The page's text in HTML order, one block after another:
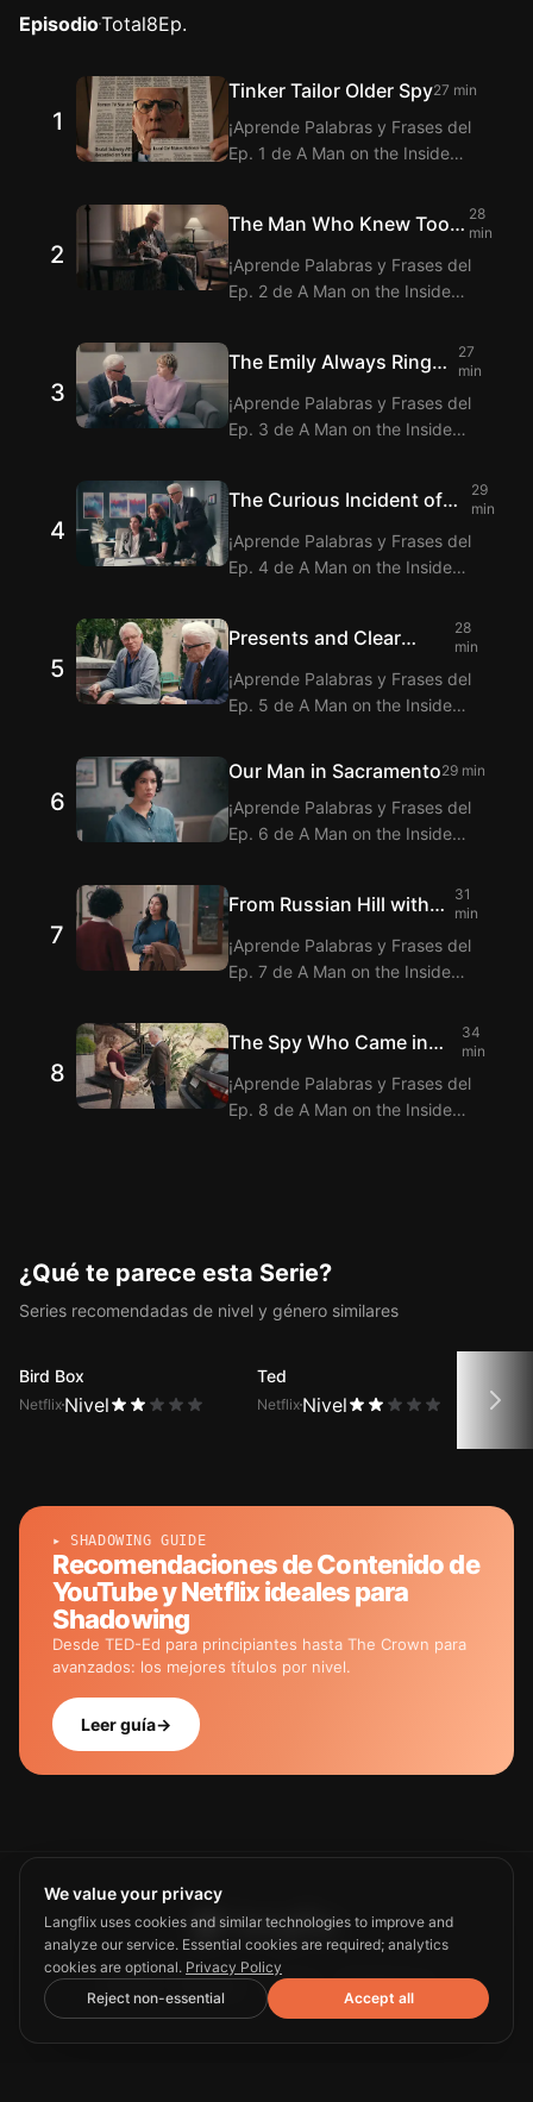
EpisodioTotal8Ep.
1
Tinker Tailor Older Spy27 min
¡Aprende Palabras y Frases del
Ep. 1 de A Man on the Inside
de Subtítulos bilingües! Langflix
te ofrece la traducción de los
Diálogos del Ep. 1 de A Man on
the Inside con la función de
2
The Man Who Knew Too
28
min
¡Aprende Palabras y Frases del
Ep. 2 de A Man on the Inside
de Subtítulos bilingües! Langflix
te ofrece la traducción de los
Diálogos del Ep. 2 de A Man on
the Inside con la función de
3
The Emily Always Rings
27
min
¡Aprende Palabras y Frases del
Ep. 3 de A Man on the Inside
de Subtítulos bilingües! Langflix
te ofrece la traducción de los
Diálogos del Ep. 3 de A Man on
the Inside con la función de
4
The Curious Incident of
Class
29
min
¡Aprende Palabras y Frases del
Ep. 4 de A Man on the Inside
de Subtítulos bilingües! Langflix
te ofrece la traducción de los
Diálogos del Ep. 4 de A Man on
the Inside con la función de
5
Presents and Clear
28
min
¡Aprende Palabras y Frases del
Ep. 5 de A Man on the Inside
te ofrece la traducción de los
Diálogos del Ep. 5 de A Man on
the Inside con la función de
6
Our Man in Sacramento29 min
¡Aprende Palabras y Frases del
Ep. 6 de A Man on the Inside
de Subtítulos bilingües! Langflix
te ofrece la traducción de los
Diálogos del Ep. 6 de A Man on
the Inside con la función de
7
From Russian Hill with
31
min
¡Aprende Palabras y Frases del
Ep. 7 de A Man on the Inside
de Subtítulos bilingües! Langflix
te ofrece la traducción de los
Diálogos del Ep. 7 de A Man on
the Inside con la función de
8
The Spy Who Came in
34
min
¡Aprende Palabras y Frases del
Ep. 8 de A Man on the Inside
subtítulos duales.
¿Qué te parece esta Serie?
Series recomendadas de nivel y género similares
Bird Box
Netflix Nivel
Ted
Netflix Nivel
▸ SHADOWING GUIDE
Recomendaciones de Contenido de
YouTube y Netflix ideales para
Shadowing
Desde TED-Ed para principiantes hasta The Crown para
avanzados: los mejores títulos por nivel.
Leer guía→
Guide Privacy Terms Contact us
We value your privacy
Langflix uses cookies and similar technologies to improve and
analyze our service. Essential cookies are required; analytics
cookies are optional. Privacy Policy
Reject non-essential
Accept all